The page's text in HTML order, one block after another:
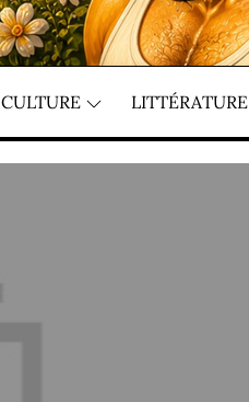
CULTURE LITTÉRATURE